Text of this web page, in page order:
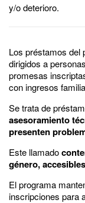
y/o deterioro.
Los préstamos del
dirigidos a
promesas
con ingresos
Se trata de
asesoramiento
presenten
Este llamado
género,
El programa
inscripciones para